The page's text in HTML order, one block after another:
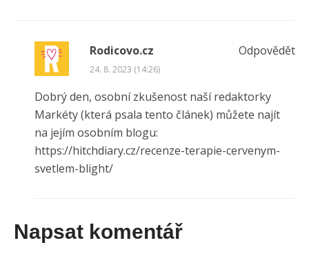
Rodicovo.cz
24. 8. 2023 (14:26)
Dobrý den, osobní zkušenost naší redaktorky
Markéty (která psala tento článek) můžete najít
na jejím osobním blogu:
https://hitchdiary.cz/recenze-terapie-cervenym-
svetlem-blight/
Odpovědět
Napsat komentář